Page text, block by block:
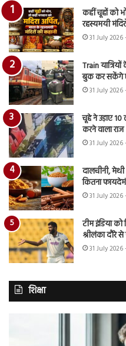
कहीं चूहों को
रहस्यमयी
31 July 2026
Train
बुक कर सकेंगे
31 July 2026
चूहे ने उड़ाए
करने वाला राज
31 July
दालचीनी,
कितना
31 July 2026
टीम इंडिया
श्रीलंका दौरे
31 July 2026
शिक्षा